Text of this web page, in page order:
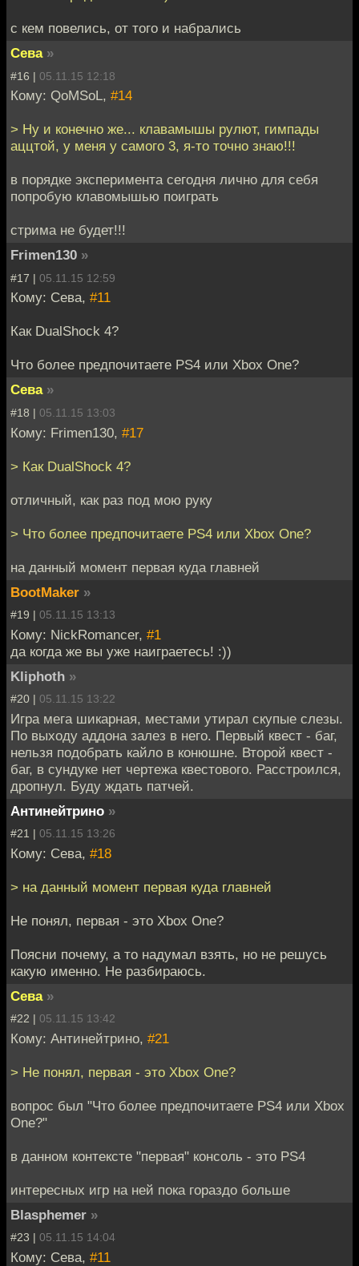
с кем повелись, от того и набрались
Сева »
#16 | 05.11.15 12:18
Кому: QoMSoL, #14
> Ну и конечно же... клавамышы рулют, гимпады
аццтой, у меня у самого 3, я-то точно знаю!!!
в порядке эксперимента сегодня лично для себя
попробую клавомышью поиграть
стрима не будет!!!
Frimen130 »
#17 | 05.11.15 12:59
Кому: Сева, #11
Как DualShock 4?
Что более предпочитаете PS4 или Xbox One?
Сева »
#18 | 05.11.15 13:03
Кому: Frimen130, #17
> Как DualShock 4?
отличный, как раз под мою руку
> Что более предпочитаете PS4 или Xbox One?
на данный момент первая куда главней
BootMaker »
#19 | 05.11.15 13:13
Кому: NickRomancer, #1
да когда же вы уже наиграетесь! :))
Kliphoth »
#20 | 05.11.15 13:22
Игра мега шикарная, местами утирал скупые слезы.
По выходу аддона залез в него. Первый квест - баг,
нельзя подобрать кайло в конюшне. Второй квест -
баг, в сундуке нет чертежа квестового. Расстроился,
дропнул. Буду ждать патчей.
Антинейтрино »
#21 | 05.11.15 13:26
Кому: Сева, #18
> на данный момент первая куда главней
Не понял, первая - это Xbox One?
Поясни почему, а то надумал взять, но не решусь
какую именно. Не разбираюсь.
Сева »
#22 | 05.11.15 13:42
Кому: Антинейтрино, #21
> Не понял, первая - это Xbox One?
вопрос был "Что более предпочитаете PS4 или Xbox
One?"
в данном контексте "первая" консоль - это PS4
интересных игр на ней пока гораздо больше
Blasphemer »
#23 | 05.11.15 14:04
Кому: Сева, #11